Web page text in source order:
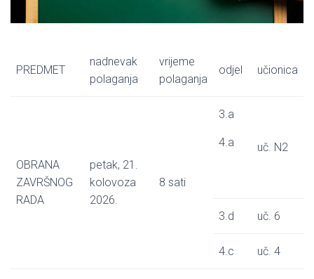
PREDMET
nadnevak
polaganja
vrijeme
polaganja
odjel učionica
OBRANA
ZAVRŠNOG
RADA
petak, 21.
kolovoza
2026.
8 sati
3.a
4.a uč. N2
3.d uč. 6
4.c uč. 4